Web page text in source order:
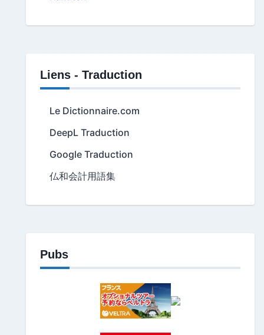
Liens - Traduction
Le Dictionnaire.com
DeepL Traduction
Google Traduction
仏和会計用語集
Pubs